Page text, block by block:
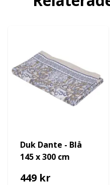
Duk Dante - Blå
145 x 300 cm
449 kr